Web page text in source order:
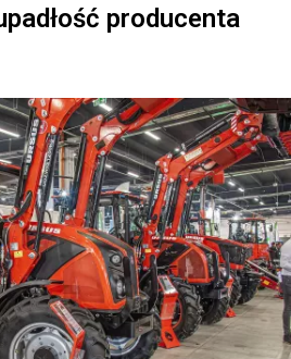
producenta